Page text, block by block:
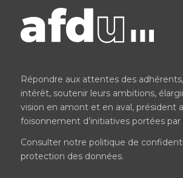
Répondre aux attentes des
intérêt, soutenir leurs ambitions,
vision en amont et en aval, président
foisonnement d’initiatives portées par
Consulter notre politique de
protection des données.